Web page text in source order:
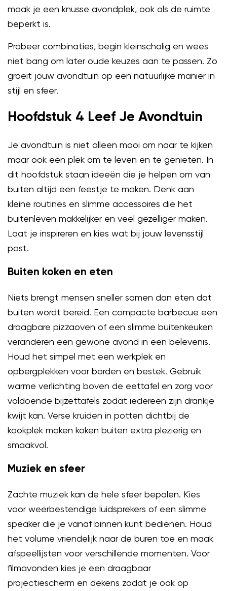
maak je een knusse avondplek, ook als de ruimte
beperkt is.
Probeer combinaties, begin kleinschalig en wees
niet bang om later oude keuzes aan te passen. Zo
groeit jouw avondtuin op een natuurlijke manier in
stijl en sfeer.
Hoofdstuk 4 Leef Je Avondtuin
Je avondtuin is niet alleen mooi om naar te kijken
maar ook een plek om te leven en te genieten. In
dit hoofdstuk staan ideeën die je helpen om van
buiten altijd een feestje te maken. Denk aan
kleine routines en slimme accessoires die het
buitenleven makkelijker en veel gezelliger maken.
Laat je inspireren en kies wat bij jouw levensstijl
past.
Buiten koken en eten
Niets brengt mensen sneller samen dan eten dat
buiten wordt bereid. Een compacte barbecue een
draagbare pizzaoven of een slimme buitenkeuken
veranderen een gewone avond in een belevenis.
Houd het simpel met een werkplek en
opbergplekken voor borden en bestek. Gebruik
warme verlichting boven de eettafel en zorg voor
voldoende bijzettafels zodat iedereen zijn drankje
kwijt kan. Verse kruiden in potten dichtbij de
kookplek maken koken buiten extra plezierig en
smaakvol.
Muziek en sfeer
Zachte muziek kan de hele sfeer bepalen. Kies
voor weerbestendige luidsprekers of een slimme
speaker die je vanaf binnen kunt bedienen. Houd
het volume vriendelijk naar de buren toe en maak
afspeellijsten voor verschillende momenten. Voor
filmavonden kies je een draagbaar
projectiescherm en dekens zodat je ook op